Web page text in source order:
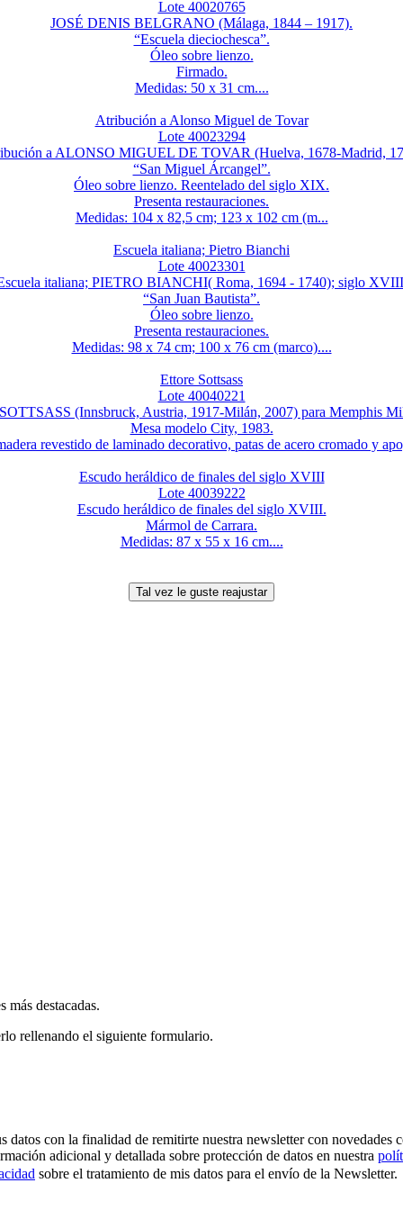
Lote 40020765
JOSÉ DENIS BELGRANO (Málaga, 1844 – 1917).
“Escuela dieciochesca”.
Óleo sobre lienzo.
Firmado.
Medidas: 50 x 31 cm....
Atribución a Alonso Miguel de Tovar
Lote 40023294
a ALONSO MIGUEL DE TOVAR (Huelva, 1678-Madrid,
“San Miguel Árcangel”.
Óleo sobre lienzo. Reentelado del siglo XIX.
Presenta restauraciones.
Medidas: 104 x 82,5 cm; 123 x 102 cm (m...
Escuela italiana; Pietro Bianchi
Lote 40023301
italiana; PIETRO BIANCHI( Roma, 1694 - 1740); siglo
“San Juan Bautista”.
Óleo sobre lienzo.
Presenta restauraciones.
Medidas: 98 x 74 cm; 100 x 76 cm (marco)....
Ettore Sottsass
Lote 40040221
(Innsbruck, Austria, 1917-Milán, 2007) para Memphis
Mesa modelo City, 1983.
revestido de laminado decorativo, patas de acero cromado y
Escudo heráldico de finales del siglo XVIII
Lote 40039222
Escudo heráldico de finales del siglo XVIII.
Mármol de Carrara.
Medidas: 87 x 55 x 16 cm....
más destacadas.
rellenando el siguiente formulario.
con la finalidad de remitirte nuestra newsletter con novedades
adicional y detallada sobre protección de datos en nuestra
sobre el tratamiento de mis datos para el envío de la Newsletter.